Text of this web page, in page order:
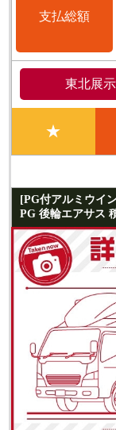
支払総額
東北展
★
[PG付アルミウイ
PG 後輪エアサス